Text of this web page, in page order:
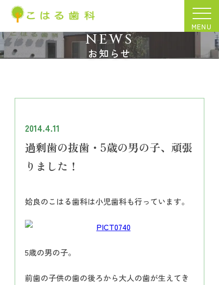
MENU
お知らせ
NEWS
2014.4.11
過剰歯の抜歯・5歳の男の子、頑張
りました！
姶良のこはる歯科は小児歯科も行っています。
5歳の男の子。
前歯の子供の歯の後ろから大人の歯が生えてき